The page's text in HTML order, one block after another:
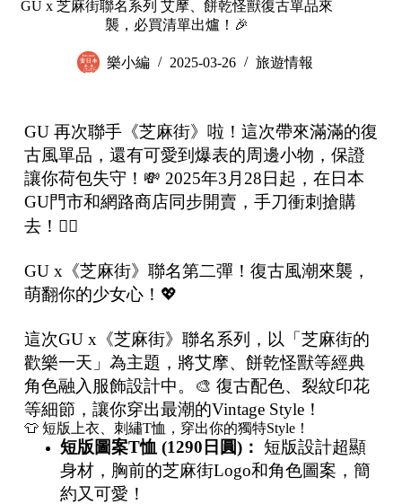
GU x 芝麻街聯名系列 艾摩、餅乾怪獸復古單品來
襲，必買清單出爐！🎉
樂小編 2025-03-26 旅遊情報
GU 再次聯手《芝麻街》啦！這次帶來滿滿的復
古風單品，還有可愛到爆表的周邊小物，保證
讓你荷包失守！💸 2025年3月28日起，在日本
GU門市和網路商店同步開賣，手刀衝刺搶購
去！🏃‍♀️
GU x《芝麻街》聯名第二彈！復古風潮來襲，
萌翻你的少女心！💖
這次GU x《芝麻街》聯名系列，以「芝麻街的
歡樂一天」為主題，將艾摩、餅乾怪獸等經典
角色融入服飾設計中。🎨 復古配色、裂紋印花
等細節，讓你穿出最潮的Vintage Style！
👕 短版上衣、刺繡T恤，穿出你的獨特Style！
短版圖案T恤 (1290 日圓)：
短版設計超顯
身材，胸前的芝麻街Logo和角色圖案，簡
約又可愛！